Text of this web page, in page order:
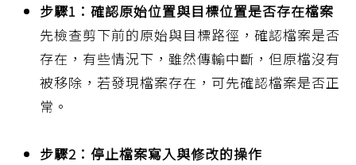
步驟1：確認原始位置與目標位置是否存在檔案
先檢查剪下前的原始與目標路徑，確認檔案是否
存在，有些情況下，雖然傳輸中斷，但原檔沒有
被移除，若發現檔案存在，可先確認檔案是否正
常。
步驟2：停止檔案寫入與修改的操作